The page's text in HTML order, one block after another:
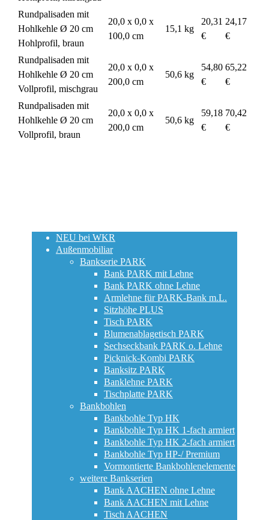
Rundpalisaden mit
Hohlkehle Ø 20 cm
Hohlprofil, braun
20,0 x 0,0 x
100,0 cm
15,1 kg
20,31
€
24,17
€
Rundpalisaden mit
Hohlkehle Ø 20 cm
Vollprofil, mischgrau
20,0 x 0,0 x
200,0 cm
50,6 kg
54,80
€
65,22
€
Rundpalisaden mit
Hohlkehle Ø 20 cm
Vollprofil, braun
20,0 x 0,0 x
200,0 cm
50,6 kg
59,18
€
70,42
€
NEU bei WKR
Außenmobiliar
Bankserie PARK
Bank PARK mit Lehne
Bank PARK ohne Lehne
Armlehne für PARK-Bank m.L.
Sitzhöhe PLUS
Tisch PARK
Blumenablagetisch PARK
Sechseckbank PARK o. Lehne
Picknick-Kombi PARK
Banksitz PARK
Banklehne PARK
Tischplatte PARK
Bankbohlen
Bankbohle Typ HK
Bankbohle Typ HK 1-fach armiert
Bankbohle Typ HK 2-fach armiert
Bankbohle Typ HP-/ Premium
Vormontierte Bankbohlenelemente
weitere Bankserien
Bank AACHEN ohne Lehne
Bank AACHEN mit Lehne
Tisch AACHEN